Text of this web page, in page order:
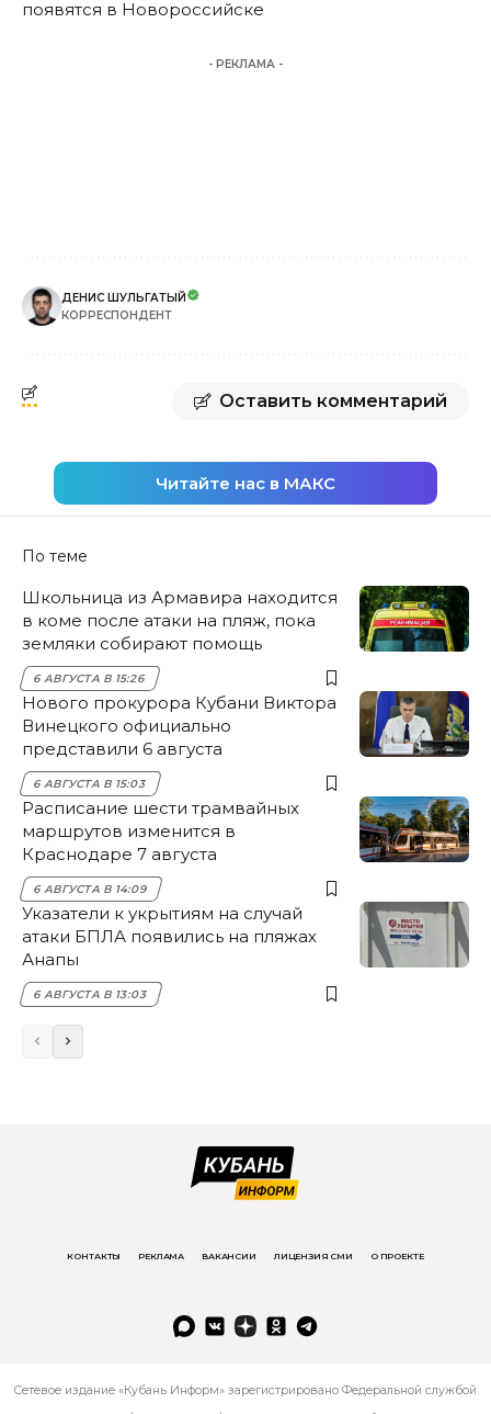
появятся в Новороссийске
- РЕКЛАМА -
ДЕНИС ШУЛЬГАТЫЙ
КОРРЕСПОНДЕНТ
Оставить комментарий
Читайте нас в МАКС
По теме
Школьница из Армавира находится
в коме после атаки на пляж, пока
земляки собирают помощь
6 АВГУСТА В 15:26
Нового прокурора Кубани Виктора
Винецкого официально
представили 6 августа
6 АВГУСТА В 15:03
Расписание шести трамвайных
маршрутов изменится в
Краснодаре 7 августа
6 АВГУСТА В 14:09
Указатели к укрытиям на случай
атаки БПЛА появились на пляжах
Анапы
6 АВГУСТА В 13:03
КОНТАКТЫ РЕКЛАМА ВАКАНСИИ ЛИЦЕНЗИЯ СМИ О ПРОЕКТЕ
Сетевое издание «Кубань Информ» зарегистрировано Федеральной службой